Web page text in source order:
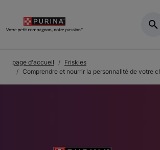
page d'accueil
Friskies
Comprendre et nourrir la personnalité de votre